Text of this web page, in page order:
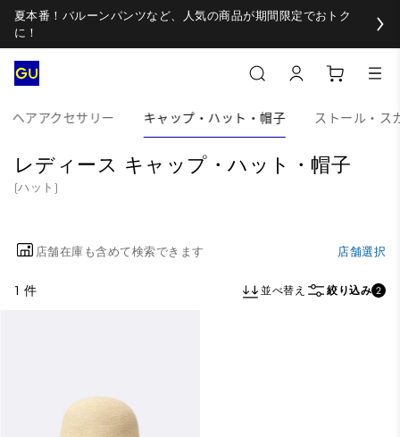
夏本番！バルーンパンツなど、人気の商品が期間限定でおトク
に！
ヘアアクセサリー キャップ・ハット・帽子 ストール・ス
レディース キャップ・ハット・帽子
(ハット)
店舗在庫も含めて検索できます 店舗選択
1 件 並べ替え 絞り込み 2